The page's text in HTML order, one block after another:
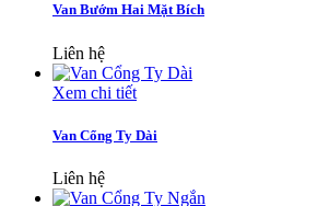
Van Bướm Hai Mặt Bích
Liên hệ
Xem chi tiết
Van Cổng Ty Dài
Liên hệ